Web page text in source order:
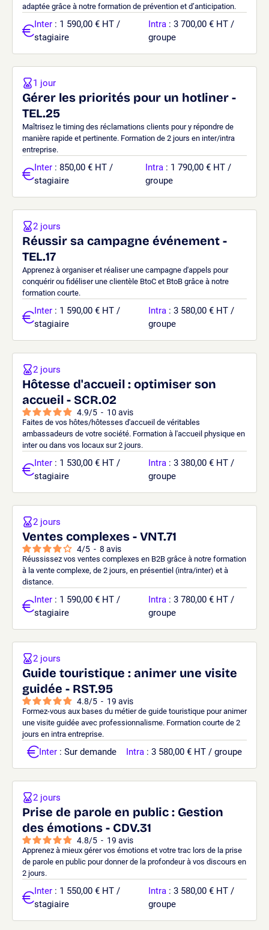
adaptée grâce à notre formation de prévention et d’anticipation.
Inter : 1 590,00 € HT /
stagiaire
Intra : 3 700,00 € HT /
groupe
Gérer les priorités pour un hotliner -
TEL.25
Maîtrisez le timing des réclamations clients pour y répondre de
manière rapide et pertinente. Formation de 2 jours en inter/intra
entreprise.
1 jour
Inter : 850,00 € HT /
stagiaire
Intra : 1 790,00 € HT /
groupe
Réussir sa campagne événement -
TEL.17
Apprenez à organiser et réaliser une campagne d'appels pour
conquérir ou fidéliser une clientèle BtoC et BtoB grâce à notre
formation courte.
2 jours
Inter : 1 590,00 € HT /
stagiaire
Intra : 3 580,00 € HT /
groupe
Hôtesse d'accueil : optimiser son
accueil - SCR.02
4.9/5 - 10 avis
Faites de vos hôtes/hôtesses d'accueil de véritables
ambassadeurs de votre société. Formation à l'accueil physique en
inter ou dans vos locaux sur 2 jours.
2 jours
Inter : 1 530,00 € HT /
stagiaire
Intra : 3 380,00 € HT /
groupe
Ventes complexes - VNT.71
4/5 - 8 avis
Réussissez vos ventes complexes en B2B grâce à notre formation
à la vente complexe, de 2 jours, en présentiel (intra/inter) et à
distance.
2 jours
Inter : 1 590,00 € HT /
stagiaire
Intra : 3 780,00 € HT /
groupe
Guide touristique : animer une visite
guidée - RST.95
4.8/5 - 19 avis
Formez-vous aux bases du métier de guide touristique pour animer
une visite guidée avec professionnalisme. Formation courte de 2
jours en intra entreprise.
2 jours
Inter : Sur demande Intra : 3 580,00 € HT / groupe
Prise de parole en public : Gestion
des émotions - CDV.31
4.8/5 - 19 avis
Apprenez à mieux gérer vos émotions et votre trac lors de la prise
de parole en public pour donner de la profondeur à vos discours en
2 jours.
2 jours
Inter : 1 550,00 € HT /
stagiaire
Intra : 3 580,00 € HT /
groupe